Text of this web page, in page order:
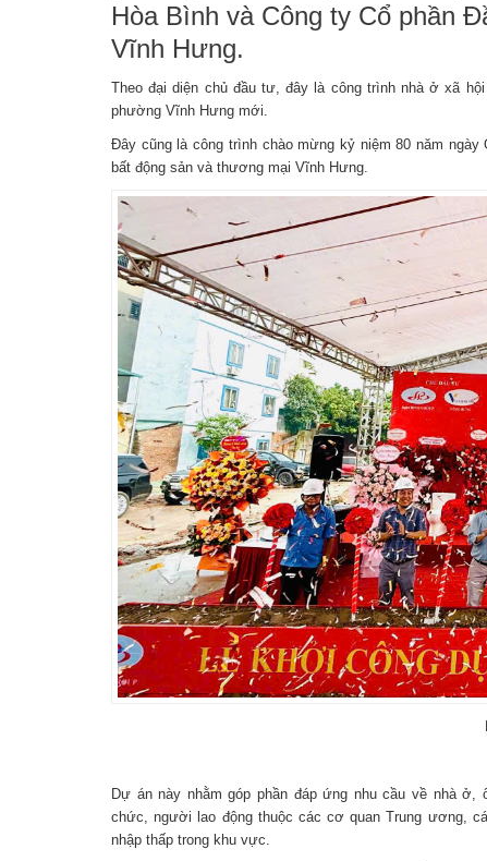
Hòa Bình và Công ty Cổ phần
Vĩnh Hưng.
Theo đại diện chủ đầu tư, đây là công trình nhà ở xã
phường Vĩnh Hưng mới.
Đây cũng là công trình chào mừng kỷ niệm 80 năm
bất động sản và thương mại Vĩnh Hưng.
Dự án này nhằm góp phần đáp ứng nhu cầu về nhà ở,
chức, người lao động thuộc các cơ quan Trung ương,
nhập thấp trong khu vực.